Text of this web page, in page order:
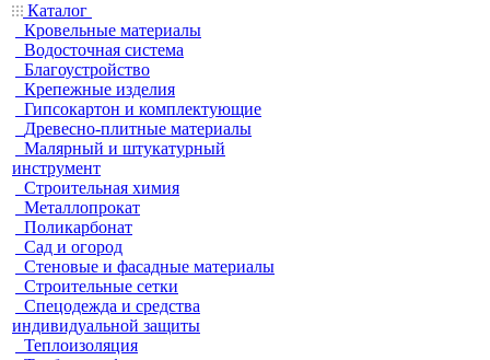
Каталог
Кровельные материалы
Водосточная система
Благоустройство
Крепежные изделия
Гипсокартон и комплектующие
Древесно-плитные материалы
Малярный и штукатурный
инструмент
Строительная химия
Металлопрокат
Поликарбонат
Сад и огород
Стеновые и фасадные материалы
Строительные сетки
Спецодежда и средства
индивидуальной защиты
Теплоизоляция